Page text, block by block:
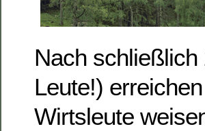
Nach
Leute!)
Wirtsleute